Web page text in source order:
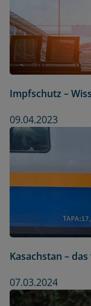
Impfschutz –
09.04.2023
Kasachstan –
07.03.2024